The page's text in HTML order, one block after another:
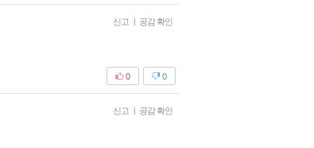
신고 | 공감 확인
0
0
신고 | 공감 확인